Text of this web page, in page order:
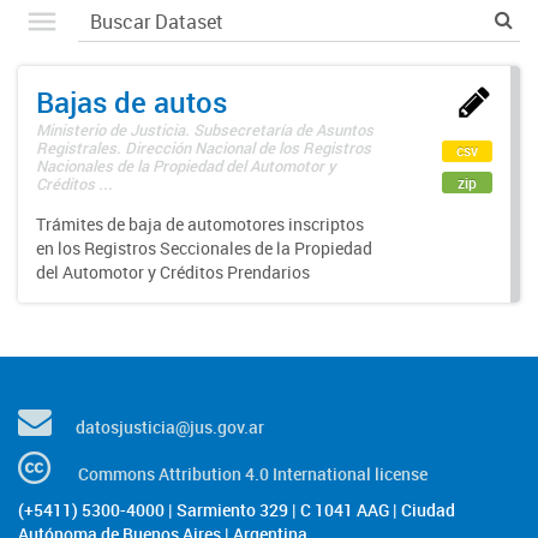
Bajas de autos
Ministerio de Justicia. Subsecretaría de Asuntos
Registrales. Dirección Nacional de los Registros
Nacionales de la Propiedad del Automotor y
Créditos ...
Trámites de baja de automotores inscriptos
en los Registros Seccionales de la Propiedad
del Automotor y Créditos Prendarios
csv
zip
datosjusticia@jus.gov.ar
Commons Attribution 4.0 International license
(+5411) 5300-4000 | Sarmiento 329 | C 1041 AAG | Ciudad